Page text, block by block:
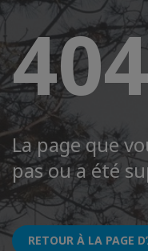
404
La page que
pas ou a été
RETOUR À LA PAGE